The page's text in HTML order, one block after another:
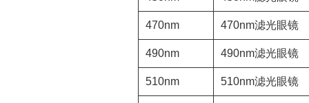
470nm 470nm滤光眼镜
490nm 490nm滤光眼镜
510nm 510nm滤光眼镜